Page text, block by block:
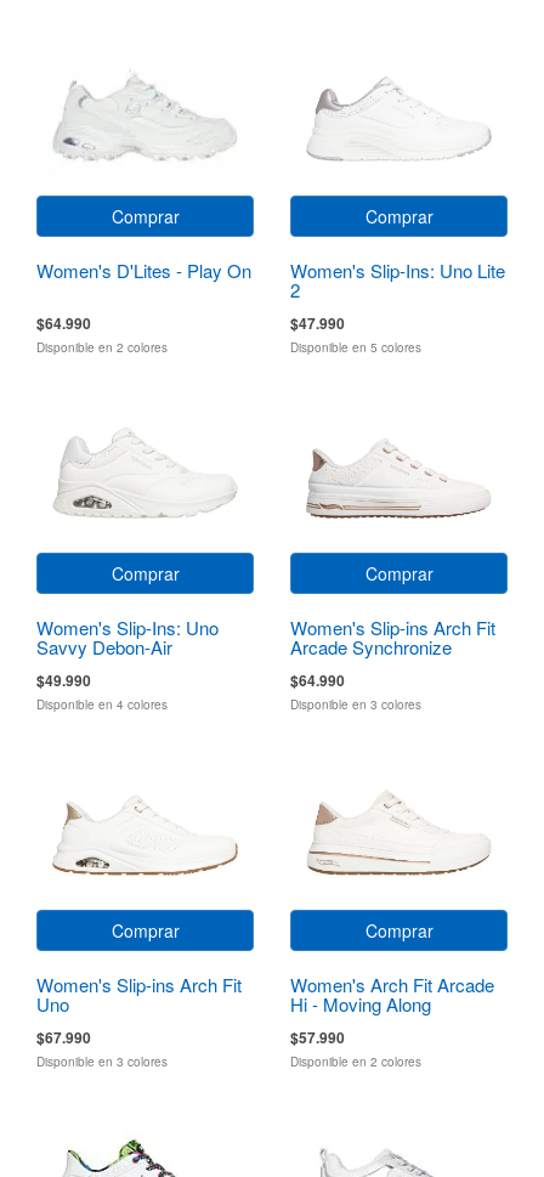
Comprar
Women's D'Lites - Play On
$64.990
Disponible en 2 colores
Comprar
Women's Slip-Ins: Uno Lite
2
$47.990
Disponible en 5 colores
Comprar
Women's Slip-Ins: Uno
Savvy Debon-Air
$49.990
Disponible en 4 colores
Comprar
Women's Slip-ins Arch Fit
Arcade Synchronize
$64.990
Disponible en 3 colores
Comprar
Women's Slip-ins Arch Fit
Uno
$67.990
Disponible en 3 colores
Comprar
Women's Arch Fit Arcade
Hi - Moving Along
$57.990
Disponible en 2 colores